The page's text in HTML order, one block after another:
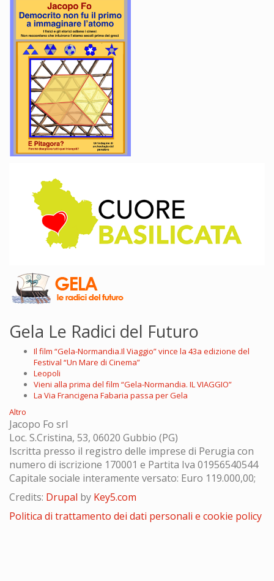
Gela Le Radici del Futuro
Il film “Gela-Normandia.Il Viaggio” vince la 43a edizione del
Festival “Un Mare di Cinema”
Leopoli
Vieni alla prima del film “Gela-Normandia. IL VIAGGIO”
La Via Francigena Fabaria passa per Gela
Altro
Jacopo Fo srl
Loc. S.Cristina, 53, 06020 Gubbio (PG)
Iscritta presso il registro delle imprese di Perugia con
numero di iscrizione 170001 e Partita Iva 01956540544
Capitale sociale interamente versato: Euro 119.000,00;
Credits: Drupal by Key5.com
Politica di trattamento dei dati personali e cookie policy